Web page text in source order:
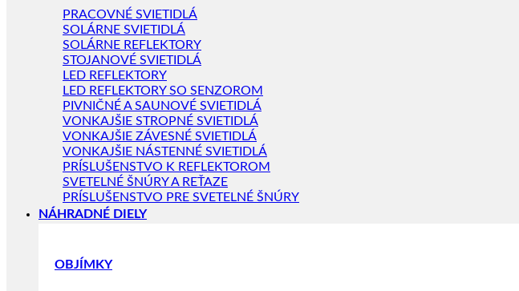
PRACOVNÉ SVIETIDLÁ
SOLÁRNE SVIETIDLÁ
SOLÁRNE REFLEKTORY
STOJANOVÉ SVIETIDLÁ
LED REFLEKTORY
LED REFLEKTORY SO SENZOROM
PIVNIČNÉ A SAUNOVÉ SVIETIDLÁ
VONKAJŠIE STROPNÉ SVIETIDLÁ
VONKAJŠIE ZÁVESNÉ SVIETIDLÁ
VONKAJŠIE NÁSTENNÉ SVIETIDLÁ
PRÍSLUŠENSTVO K REFLEKTOROM
SVETELNÉ ŠNÚRY A REŤAZE
PRÍSLUŠENSTVO PRE SVETELNÉ ŠNÚRY
NÁHRADNÉ DIELY
OBJÍMKY